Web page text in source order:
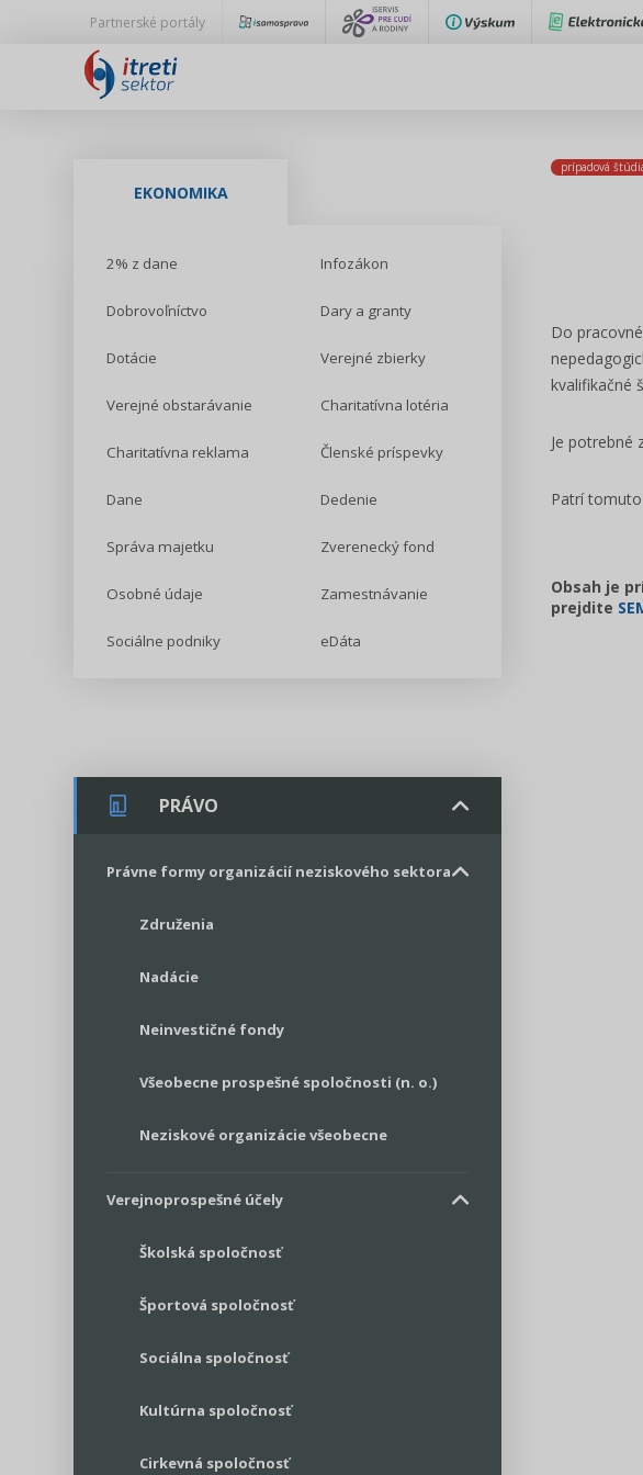
Partnerské portály
EKONOMIKA
2% z dane Infozákon
Dobrovoľníctvo Dary a granty
Dotácie Verejné zbierky
Verejné obstarávanie Charitatívna lotéria
Charitatívna reklama Členské príspevky
Dane Dedenie
Správa majetku Zverenecký fond
Osobné údaje Zamestnávanie
Sociálne podniky eDáta
PRÁVO
Právne formy organizácií neziskového sektora
Združenia
Nadácie
Neinvestičné fondy
Všeobecne prospešné spoločnosti (n. o.)
Neziskové organizácie všeobecne
Verejnoprospešné účely
Školská spoločnosť
Športová spoločnosť
Sociálna spoločnosť
Kultúrna spoločnosť
Cirkevná spoločnosť
prípadová
Do
kvalifikačné
Je potrebné
Patrí
Obsah je
prejdite